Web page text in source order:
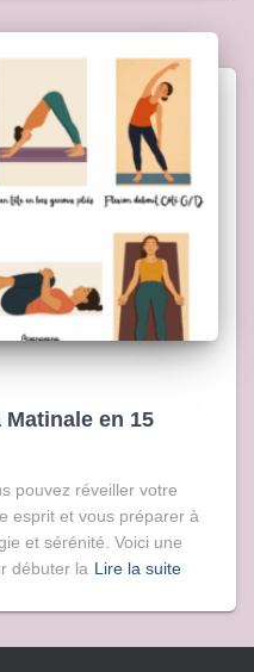
en 15
pouvez réveiller votre
esprit et vous préparer à
et sérénité. Voici une
débuter la Lire la suite